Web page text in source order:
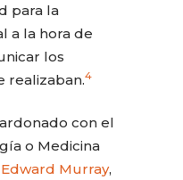
para la
a la hora de
los
realizaban.4
con el
o Medicina
Murray,